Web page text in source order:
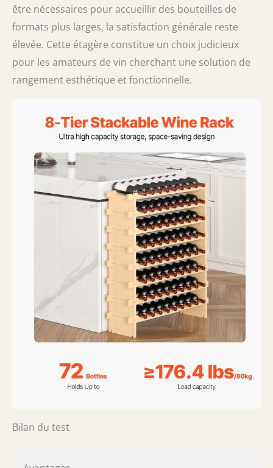
être nécessaires pour accueillir des bouteilles de
formats plus larges, la satisfaction générale reste
élevée. Cette étagère constitue un choix judicieux
pour les amateurs de vin cherchant une solution de
rangement esthétique et fonctionnelle.
Bilan du test